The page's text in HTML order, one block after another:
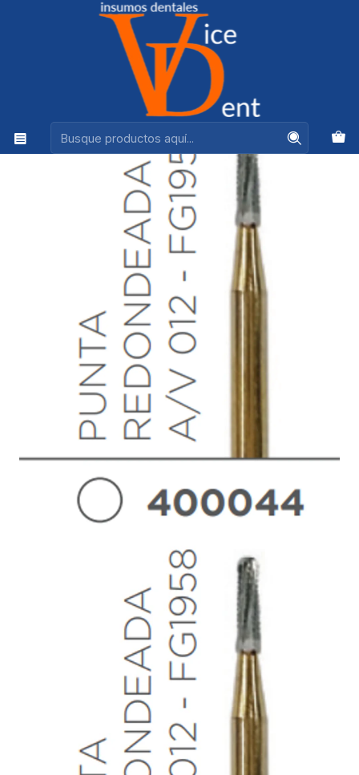
Ventas +56944575313
Fresa Carbide Transmetalica Alta Velocidad de Tallo
Medio Cilindrica A/V 012 - FG1958